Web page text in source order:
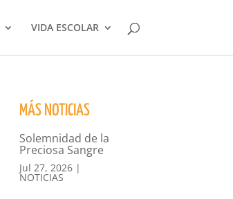
VIDA ESCOLAR
MÁS NOTICIAS
Solemnidad de la
Preciosa Sangre
Jul 27, 2026|
NOTICIAS